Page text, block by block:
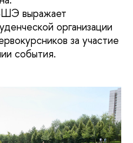
выражает
организации
за участие
события.